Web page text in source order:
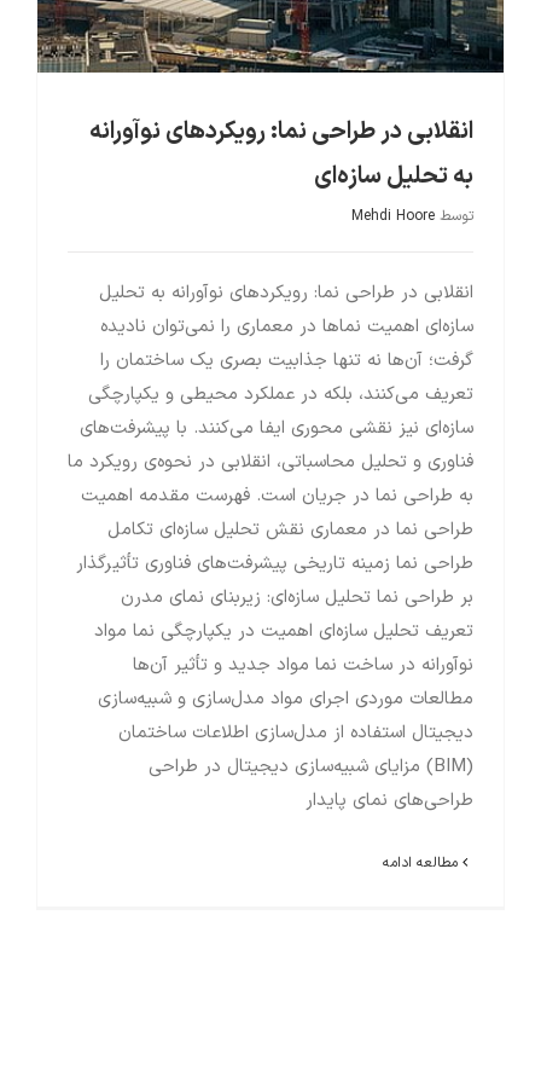
انقلابی در طراحی نما: رویکردهای نوآورانه
به تحلیل سازه‌ای
توسط Mehdi Hoore
انقلابی در طراحی نما: رویکردهای نوآورانه به تحلیل
سازه‌ای اهمیت نماها در معماری را نمی‌توان نادیده
گرفت؛ آن‌ها نه تنها جذابیت بصری یک ساختمان را
تعریف می‌کنند، بلکه در عملکرد محیطی و یکپارچگی
سازه‌ای نیز نقشی محوری ایفا می‌کنند. با پیشرفت‌های
فناوری و تحلیل محاسباتی، انقلابی در نحوه‌ی رویکرد ما
به طراحی نما در جریان است. فهرست مقدمه اهمیت
طراحی نما در معماری نقش تحلیل سازه‌ای تکامل
طراحی نما زمینه تاریخی پیشرفت‌های فناوری تأثیرگذار
بر طراحی نما تحلیل سازه‌ای: زیربنای نمای مدرن
تعریف تحلیل سازه‌ای اهمیت در یکپارچگی نما مواد
نوآورانه در ساخت نما مواد جدید و تأثیر آن‌ها
مطالعات موردی اجرای مواد مدل‌سازی و شبیه‌سازی
دیجیتال استفاده از مدل‌سازی اطلاعات ساختمان
(BIM) مزایای شبیه‌سازی دیجیتال در طراحی
طراحی‌های نمای پایدار
مطالعه ادامه